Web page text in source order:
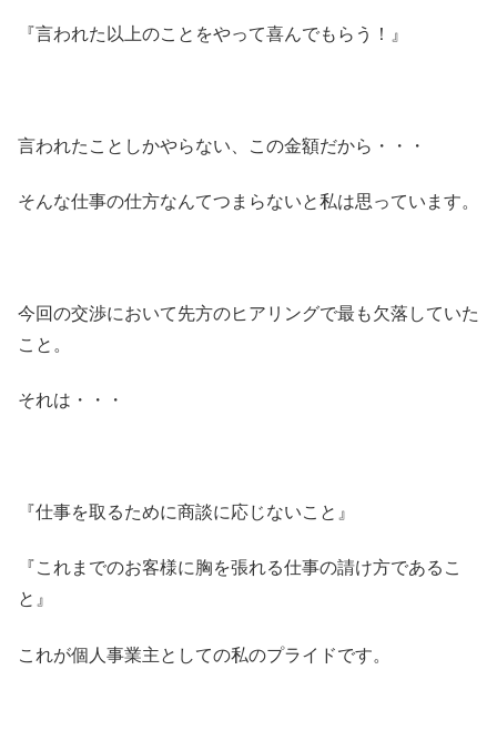
『言われた以上のことをやって喜んでもらう！』
言われたことしかやらない、この金額だから・・・
そんな仕事の仕方なんてつまらないと私は思っています。
今回の交渉において先方のヒアリングで最も欠落していた
こと。
それは・・・
『仕事を取るために商談に応じないこと』
『これまでのお客様に胸を張れる仕事の請け方であるこ
と』
これが個人事業主としての私のプライドです。